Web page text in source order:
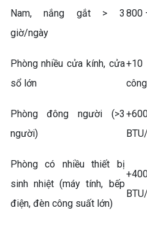
Nam, nắng gắt > 3
giờ/ngày
800
Phòng nhiều cửa kính, cửa
sổ lớn
Phòng đông người (>3
người)
Phòng có nhiều thiết bị
sinh nhiệt (máy tính, bếp
điện, đèn công suất lớn)